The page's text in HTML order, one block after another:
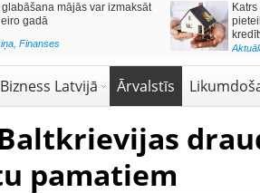
glabāšana mājās var izmaksāt
gadā
, Finanses
Bizness Latvijā Ārvalstīs
pamatiem